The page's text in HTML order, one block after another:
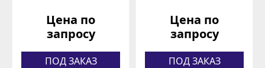
Цена по
запросу
ПОД ЗАКАЗ
Цена по
запросу
ПОД ЗАКАЗ